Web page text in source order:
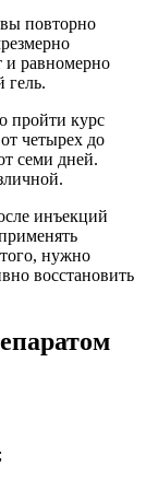
повторно
и равномерно
гель.
пройти курс
четырех до
семи дней.
инъекций
нужно
восстановить